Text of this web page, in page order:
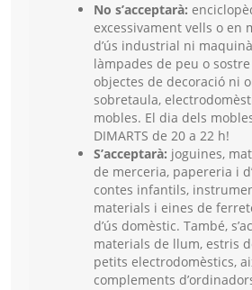
No s’acceptarà:
excessivament vells o en
d’ús industrial ni
làmpades de peu o
objectes de decoració ni
sobretaula,
mobles. El dia dels
DIMARTS de 20 a 22 h!
S’acceptarà: joguines,
de merceria, papereria i
contes infantils,
materials i eines de
d’ús domèstic. També,
materials de llum, estris
petits electrodomèstics,
complements